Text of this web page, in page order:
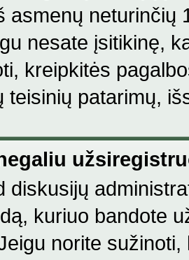
asmenų neturinčių
nesate įsitikinę,
kreipkitės
teisinių patarimų,
diskusijų
kuriuo bandote
norite